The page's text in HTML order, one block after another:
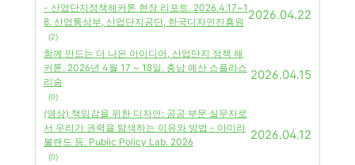
- 산업단지정책해커톤 현장 리포트. 2026.4.17~1
8. 산업통상부, 산업단지공단, 한국디자인진흥원
(2)
2026.04.22
함께 만드는 더 나은 아이디어, 산업단지 정책 해
커톤. 2026년 4월 17 ~ 18일. 충남 예산 스플라스
리솜
(0)
2026.04.15
(영상) 책임감을 위한 디자인: 공공 부문 실무자로
서 우리가 권력을 탐색하는 이유와 방법 - 아미라
볼랜드 등. Public Policy Lab. 2026
(0)
2026.04.12